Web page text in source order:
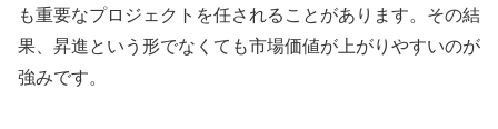
も重要なプロジェクトを任されることがあります。その結
果、昇進という形でなくても市場価値が上がりやすいのが
強みです。